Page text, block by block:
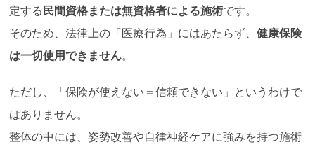
定する 民間資格または無資格者による施術です。
そのため、法律上の「医療行為」にはあたらず、健康保険
は一切使用できません。
ただし、「保険が使えない＝信頼できない」というわけで
はありません。
整体の中には、姿勢改善や自律神経ケアに強みを持つ施術